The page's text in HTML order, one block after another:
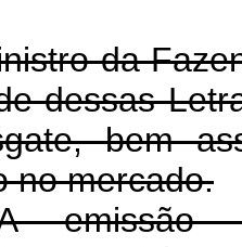
da
dessas
bem
no mercado.